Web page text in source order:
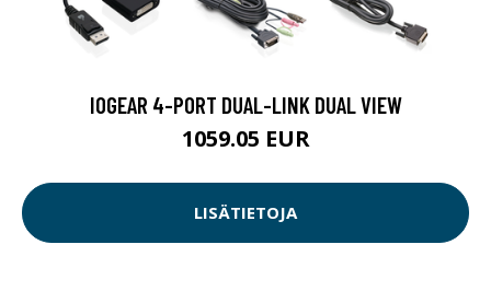
IOGEAR 4-PORT DUAL-LINK DUAL VIEW
1059.05 EUR
LISÄTIETOJA